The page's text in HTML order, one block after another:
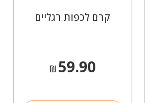
קרם לכפות רגליים
₪59.90